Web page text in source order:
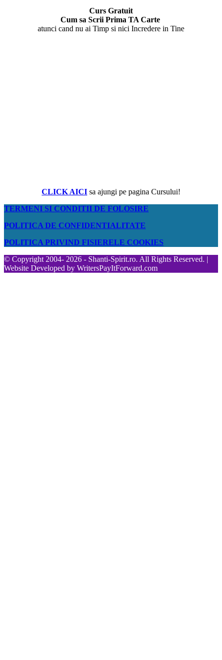
Curs Gratuit
Cum sa Scrii Prima TA Carte
atunci cand nu ai Timp si nici Incredere in Tine
CLICK AICI sa ajungi pe pagina Cursului!
TERMENI SI CONDITII DE FOLOSIRE
POLITICA DE CONFIDENTIALITATE
POLITICA PRIVIND FISIERELE COOKIES
© Copyright 2004- 2026 - Shanti-Spirit.ro. All Rights Reserved. |
Website Developed by WritersPayItForward.com